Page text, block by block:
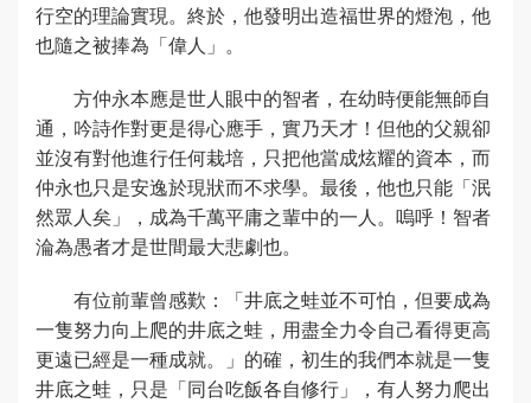
行空的理論實現。終於，他發明出造福世界的燈泡，他
也隨之被捧為「偉人」。
方仲永本應是世人眼中的智者，在幼時便能無師自
通，吟詩作對更是得心應手，實乃天才！但他的父親卻
並沒有對他進行任何栽培，只把他當成炫耀的資本，而
仲永也只是安逸於現狀而不求學。最後，他也只能「泯
然眾人矣」，成為千萬平庸之輩中的一人。嗚呼！智者
淪為愚者才是世間最大悲劇也。
有位前輩曾感歎：「井底之蛙並不可怕，但要成為
一隻努力向上爬的井底之蛙，用盡全力令自己看得更高
更遠已經是一種成就。」的確，初生的我們本就是一隻
井底之蛙，只是「同台吃飯各自修行」，有人努力爬出